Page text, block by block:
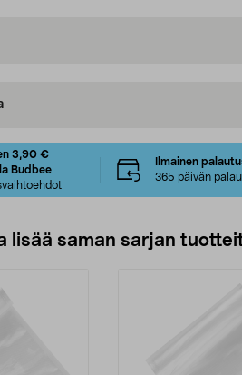
3,90 €
Budbee
Ilmainen
365 päivän
lisää saman sarjan